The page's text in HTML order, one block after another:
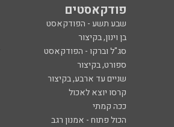
פודקאסטים
שבע תשע - הפודקאסט
בן וינון, בקיצור
סג"ל וברקו - הפודקאסט
ספורט, בקיצור
שניים עד ארבע, בקיצור
קרסו יוצא לאכול
ככה קמתי
הכול פתוח - אמנון רגב